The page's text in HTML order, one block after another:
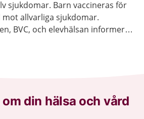
sjukdomar. Barn vaccineras för
allvarliga sjukdomar.
BVC, och elevhälsan informerar
din hälsa och vård